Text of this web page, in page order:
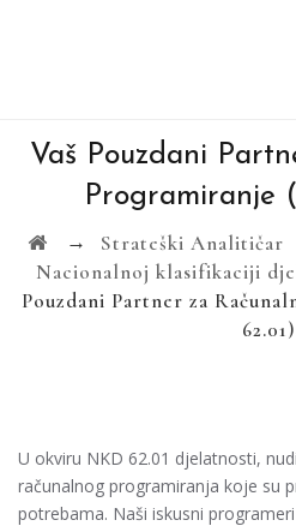
Vaš Pouzdani
Programiranje
→ Strateški Analitičar
Nacionalnoj klasifikaciji
Pouzdani Partner za
62.01)
U okviru NKD 62.01 djelatnosti,
računalnog programiranja koje su
potrebama. Naši iskusni